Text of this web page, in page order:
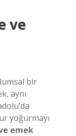
ve
bir
aynı
yoğurmayı
emek